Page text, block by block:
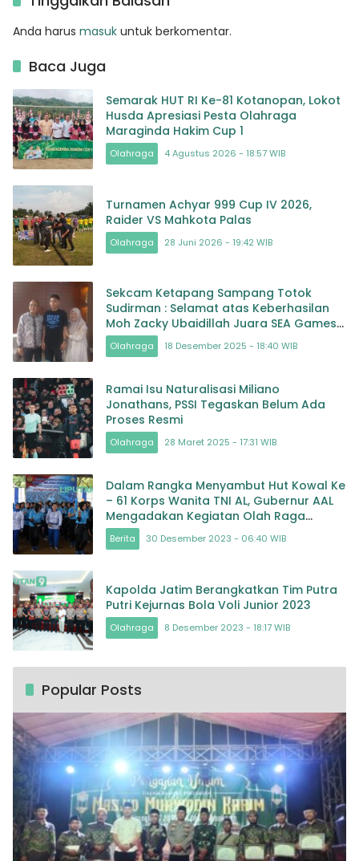
Wilayah Surabaya
Anda harus masuk untuk berkomentar.
Baca Juga
Semarak HUT RI Ke-81 Kotanopan, Lokot
Husda Apresiasi Pesta Olahraga
Maraginda Hakim Cup 1
Olahraga 4 Agustus 2026 - 18:57 WIB
Turnamen Achyar 999 Cup IV 2026,
Raider VS Mahkota Palas
Olahraga 28 Juni 2026 - 19:42 WIB
Sekcam Ketapang Sampang Totok
Sudirman : Selamat atas Keberhasilan
Moh Zacky Ubaidillah Juara SEA Games
di Thailand
Olahraga 18 Desember 2025 - 18:40 WIB
Ramai Isu Naturalisasi Miliano
Jonathans, PSSI Tegaskan Belum Ada
Proses Resmi
Olahraga 28 Maret 2025 - 17:31 WIB
Dalam Rangka Menyambut Hut Kowal Ke
– 61 Korps Wanita TNI AL, Gubernur AAL
Mengadakan Kegiatan Olah Raga
Bersama di Wilayah Surabaya
Berita 30 Desember 2023 - 06:40 WIB
Kapolda Jatim Berangkatkan Tim Putra
Putri Kejurnas Bola Voli Junior 2023
Olahraga 8 Desember 2023 - 18:17 WIB
Popular Posts